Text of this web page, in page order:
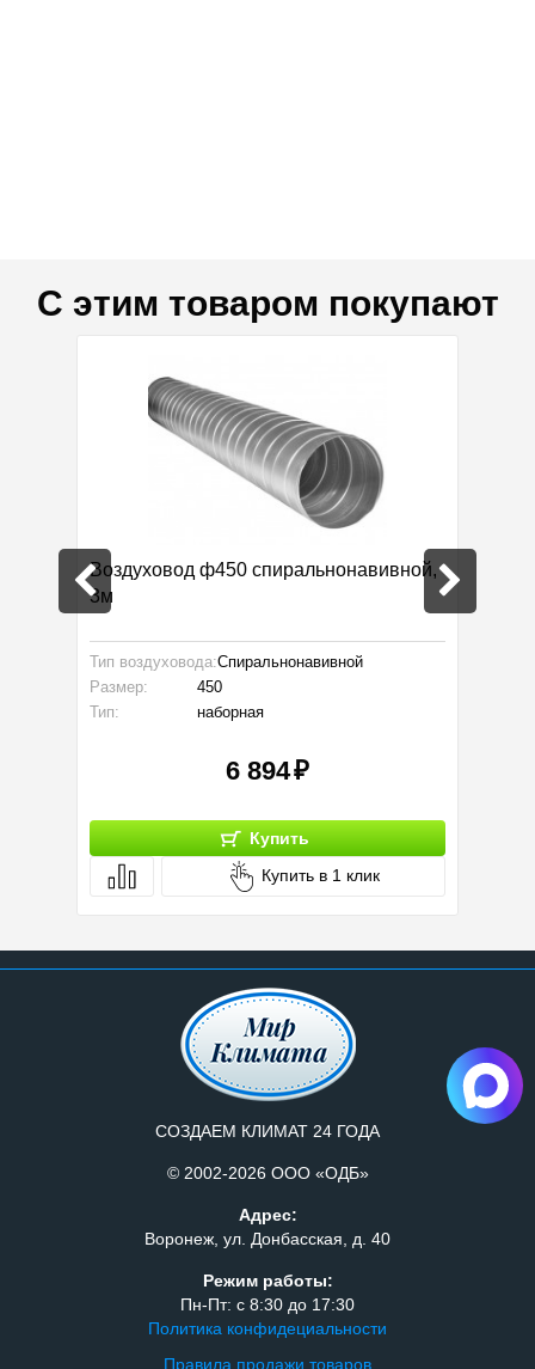
С этим товаром покупают
Воздуховод ф450 спиральнонавивной,
3м
Тип воздуховода:Спиральнонавивной
Размер:
450
Тип:
наборная
6 894
Купить
Купить в 1 клик
СОЗДАЕМ КЛИМАТ 24 ГОДА
© 2002-2026 ООО «ОДБ»
Адрес:
Воронеж, ул. Донбасская, д. 40
Режим работы:
Пн-Пт: с 8:30 до 17:30
Политика конфидециальности
Правила продажи товаров